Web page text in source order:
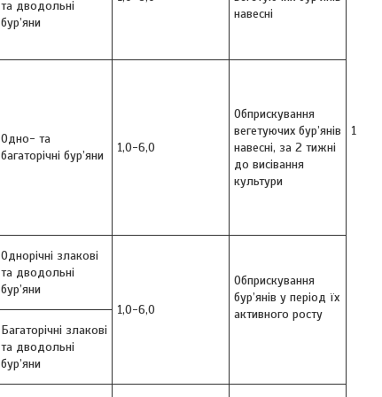
1
та дводольні
бур’яни
навесні
Одно- та
багаторічні бур’яни
1,0-6,0
Обприскування
вегетуючих бур’янів
навесні, за 2 тижні
до висівання
культури
Однорічні злакові
та дводольні
бур’яни
1,0-6,0
Обприскування
бур’янів у період їх
активного росту
Багаторічні злакові
та дводольні
бур’яни